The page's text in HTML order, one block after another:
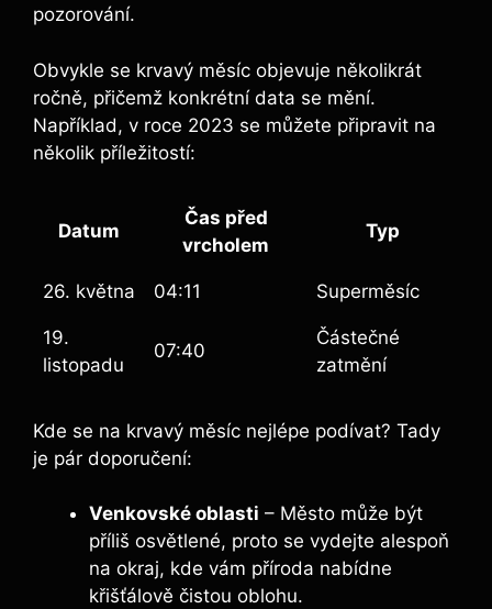
pozorování.
Obvykle se krvavý měsíc⁤ objevuje několikrát
ročně, přičemž konkrétní data se mění.
Například, ⁢v roce 2023 se můžete připravit na
několik ⁢příležitostí:
Datum
Čas před‍
vrcholem
Typ
26. května 04:11 Superměsíc
19.
listopadu
07:40
Částečné‍
zatmění
Kde se​ na krvavý měsíc nejlépe podívat? Tady‍
je pár doporučení:
Venkovské oblasti – Město může být
příliš osvětlené, ⁣proto se vydejte alespoň
na okraj, kde vám příroda‌ nabídne
křišťálově čistou oblohu.